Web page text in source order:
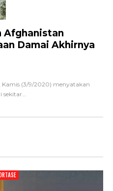
Afghanistan
Damai Akhirnya
(3/9/2020) menyatakan
sekitar…